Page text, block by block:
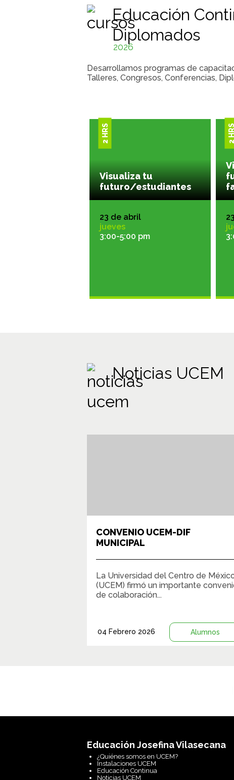
Educación
Diplomados
2026
Desarrollamos programas de
Talleres, Congresos, Conferencias,
2 HRS
Visualiza tu
futuro/estudiantes
23 de abril
jueves
3:00-5:00 pm
2 HRS
Noticias UCEM
CONVENIO UCEM-DIF
MUNICIPAL
La Universidad del Centro de
(UCEM) firmó un importante
de colaboración...
04 Febrero 2026 Alumnos
Educación Josefina Vilasecana
¿Quiénes somos en UCEM?
Instalaciones UCEM
Educación Continua
Noticias UCEM